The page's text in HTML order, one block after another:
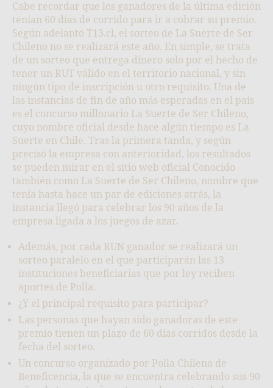
Cabe recordar que los ganadores de la última edición
tenían 60 días de corrido para ir a cobrar su premio.
Según adelantó T13.cl, el sorteo de La Suerte de Ser
Chileno no se realizará este año. En simple, se trata
de un sorteo que entrega dinero solo por el hecho de
tener un RUT válido en el territorio nacional, y sin
ningún tipo de inscripción u otro requisito. Una de
las instancias de fin de año más esperadas en el país
es el concurso millonario La Suerte de Ser Chileno,
cuyo nombre oficial desde hace algún tiempo es La
Suerte en Chile. Tras la primera tanda, y según
precisó la empresa con anterioridad, los resultados
se pueden mirar en el sitio web oficial Conocido
también como La Suerte de Ser Chileno, nombre que
tenía hasta hace un par de ediciones atrás, la
instancia llegó para celebrar los 90 años de la
empresa ligada a los juegos de azar.
Además, por cada RUN ganador se realizará un
sorteo paralelo en el que participarán las 13
instituciones beneficiarias que por ley reciben
aportes de Polla.
¿Y el principal requisito para participar?
Las personas que hayan sido ganadoras de este
premio tienen un plazo de 60 días corridos desde la
fecha del sorteo.
Un concurso organizado por Polla Chilena de
Beneficencia, la que se encuentra celebrando sus 90